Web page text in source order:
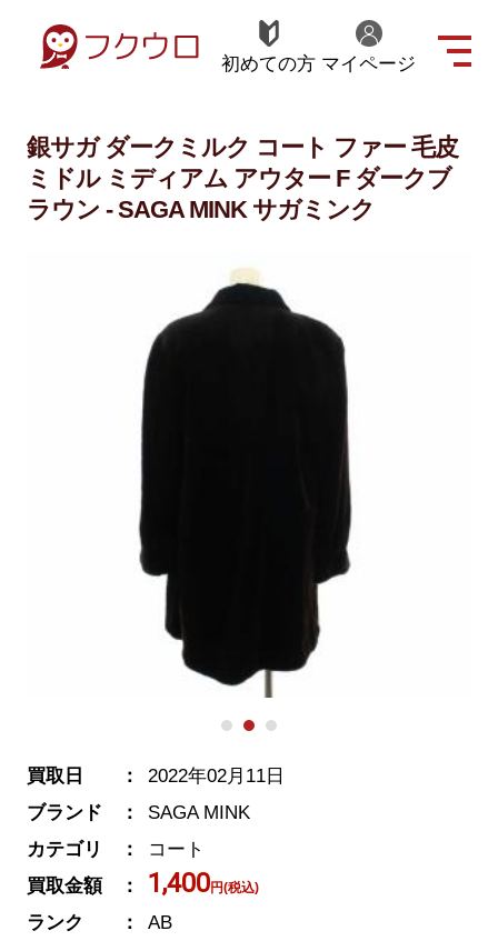
初めての方 マイページ
銀サガ ダークミルク コート ファー 毛皮
ミドル ミディアム アウター F ダークブ
ラウン - SAGA MINK サガミンク
買取日
2022年02月11日
ブランド
SAGA MINK
カテゴリ
コート
買取金額
1,400円(税込)
ランク
AB